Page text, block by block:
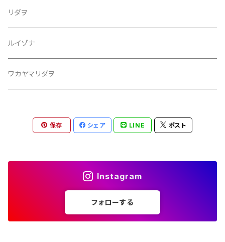
リダヲ
ルイゾナ
ワカヤマリダヲ
保存 シェア LINE ポスト
Instagram
フォローする